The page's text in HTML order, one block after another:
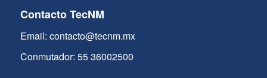
Contacto TecNM
Email: contacto@tecnm.mx
Conmutador: 55 36002500